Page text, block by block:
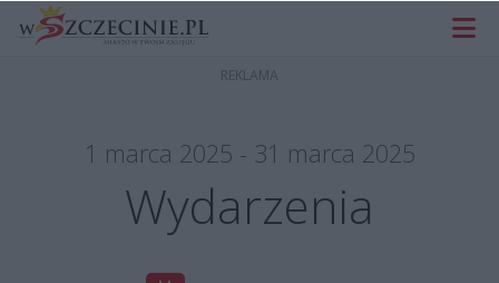
1 marca 2025 - 31 marca 2025
Wydarzenia